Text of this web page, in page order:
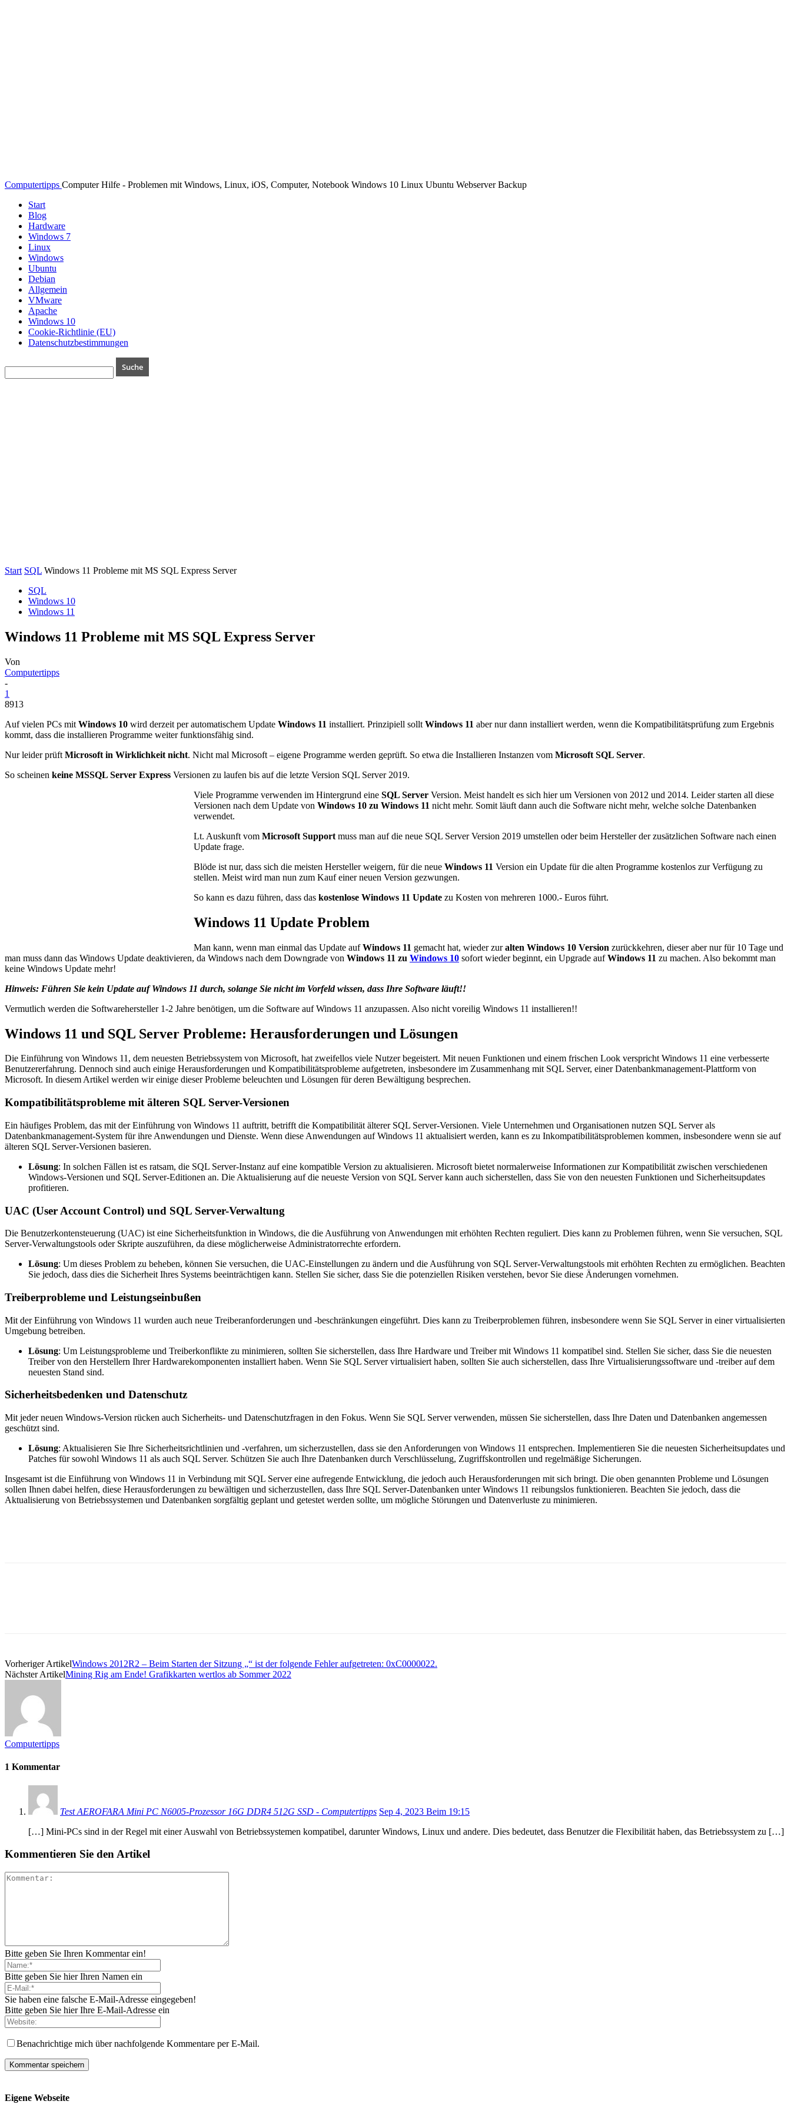
Computertipps Computer Hilfe - Problemen mit Windows, Linux, iOS, Computer, Notebook Windows 10 Linux Ubuntu Webserver Backup
Start
Blog
Hardware
Windows 7
Linux
Windows
Ubuntu
Debian
Allgemein
VMware
Apache
Windows 10
Cookie-Richtlinie (EU)
Datenschutzbestimmungen
Start SQL Windows 11 Probleme mit MS SQL Express Server
SQL
Windows 10
Windows 11
Windows 11 Probleme mit MS SQL Express Server
Von
Computertipps
-
1
8913
Auf vielen PCs mit Windows 10 wird derzeit per automatischem Update Windows 11 installiert. Prinzipiell sollt Windows 11 aber nur dann installiert werden, wenn die Kompatibilitätsprüfung zum Ergebnis
kommt, dass die installieren Programme weiter funktionsfähig sind.
Nur leider prüft Microsoft in Wirklichkeit nicht. Nicht mal Microsoft – eigene Programme werden geprüft. So etwa die Installieren Instanzen vom Microsoft SQL Server.
So scheinen keine MSSQL Server Express Versionen zu laufen bis auf die letzte Version SQL Server 2019.
Viele Programme verwenden im Hintergrund eine SQL Server Version. Meist handelt es sich hier um Versionen von 2012 und 2014. Leider starten all diese
Versionen nach dem Update von Windows 10 zu Windows 11 nicht mehr. Somit läuft dann auch die Software nicht mehr, welche solche Datenbanken
verwendet.
Lt. Auskunft vom Microsoft Support muss man auf die neue SQL Server Version 2019 umstellen oder beim Hersteller der zusätzlichen Software nach einen
Update frage.
Blöde ist nur, dass sich die meisten Hersteller weigern, für die neue Windows 11 Version ein Update für die alten Programme kostenlos zur Verfügung zu
stellen. Meist wird man nun zum Kauf einer neuen Version gezwungen.
So kann es dazu führen, dass das kostenlose Windows 11 Update zu Kosten von mehreren 1000.- Euros führt.
Windows 11 Update Problem
Man kann, wenn man einmal das Update aufWindows 11 gemacht hat, wieder zuralten Windows 10 Version zurückkehren, dieser aber nur für 10 Tage und
man muss dann das Windows Update deaktivieren, da Windows nach dem Downgrade von Windows 11 zu Windows 10 sofort wieder beginnt, ein Upgrade aufWindows 11 zu machen. Also bekommt man
keine Windows Update mehr!
Hinweis: Führen Sie kein Update auf Windows 11 durch, solange Sie nicht im Vorfeld wissen, dass Ihre Software läuft!!
Vermutlich werden die Softwarehersteller 1-2 Jahre benötigen, um die Software auf Windows 11 anzupassen. Also nicht voreilig Windows 11 installieren!!
Windows 11 und SQL Server Probleme: Herausforderungen und Lösungen
Die Einführung von Windows 11, dem neuesten Betriebssystem von Microsoft, hat zweifellos viele Nutzer begeistert. Mit neuen Funktionen und einem frischen Look verspricht Windows 11 eine verbesserte
Benutzererfahrung. Dennoch sind auch einige Herausforderungen und Kompatibilitätsprobleme aufgetreten, insbesondere im Zusammenhang mit SQL Server, einer Datenbankmanagement-Plattform von
Microsoft. In diesem Artikel werden wir einige dieser Probleme beleuchten und Lösungen für deren Bewältigung besprechen.
Kompatibilitätsprobleme mit älteren SQL Server-Versionen
Ein häufiges Problem, das mit der Einführung von Windows 11 auftritt, betrifft die Kompatibilität älterer SQL Server-Versionen. Viele Unternehmen und Organisationen nutzen SQL Server als
Datenbankmanagement-System für ihre Anwendungen und Dienste. Wenn diese Anwendungen auf Windows 11 aktualisiert werden, kann es zu Inkompatibilitätsproblemen kommen, insbesondere wenn sie auf
älteren SQL Server-Versionen basieren.
Lösung: In solchen Fällen ist es ratsam, die SQL Server-Instanz auf eine kompatible Version zu aktualisieren. Microsoft bietet normalerweise Informationen zur Kompatibilität zwischen verschiedenen
Windows-Versionen und SQL Server-Editionen an. Die Aktualisierung auf die neueste Version von SQL Server kann auch sicherstellen, dass Sie von den neuesten Funktionen und Sicherheitsupdates
profitieren.
UAC (User Account Control) und SQL Server-Verwaltung
Die Benutzerkontensteuerung (UAC) ist eine Sicherheitsfunktion in Windows, die die Ausführung von Anwendungen mit erhöhten Rechten reguliert. Dies kann zu Problemen führen, wenn Sie versuchen, SQL
Server-Verwaltungstools oder Skripte auszuführen, da diese möglicherweise Administratorrechte erfordern.
Lösung: Um dieses Problem zu beheben, können Sie versuchen, die UAC-Einstellungen zu ändern und die Ausführung von SQL Server-Verwaltungstools mit erhöhten Rechten zu ermöglichen. Beachten
Sie jedoch, dass dies die Sicherheit Ihres Systems beeinträchtigen kann. Stellen Sie sicher, dass Sie die potenziellen Risiken verstehen, bevor Sie diese Änderungen vornehmen.
Treiberprobleme und Leistungseinbußen
Mit der Einführung von Windows 11 wurden auch neue Treiberanforderungen und -beschränkungen eingeführt. Dies kann zu Treiberproblemen führen, insbesondere wenn Sie SQL Server in einer virtualisierten
Umgebung betreiben.
Lösung: Um Leistungsprobleme und Treiberkonflikte zu minimieren, sollten Sie sicherstellen, dass Ihre Hardware und Treiber mit Windows 11 kompatibel sind. Stellen Sie sicher, dass Sie die neuesten
Treiber von den Herstellern Ihrer Hardwarekomponenten installiert haben. Wenn Sie SQL Server virtualisiert haben, sollten Sie auch sicherstellen, dass Ihre Virtualisierungssoftware und -treiber auf dem
neuesten Stand sind.
Sicherheitsbedenken und Datenschutz
Mit jeder neuen Windows-Version rücken auch Sicherheits- und Datenschutzfragen in den Fokus. Wenn Sie SQL Server verwenden, müssen Sie sicherstellen, dass Ihre Daten und Datenbanken angemessen
geschützt sind.
Lösung: Aktualisieren Sie Ihre Sicherheitsrichtlinien und -verfahren, um sicherzustellen, dass sie den Anforderungen von Windows 11 entsprechen. Implementieren Sie die neuesten Sicherheitsupdates und
Patches für sowohl Windows 11 als auch SQL Server. Schützen Sie auch Ihre Datenbanken durch Verschlüsselung, Zugriffskontrollen und regelmäßige Sicherungen.
Insgesamt ist die Einführung von Windows 11 in Verbindung mit SQL Server eine aufregende Entwicklung, die jedoch auch Herausforderungen mit sich bringt. Die oben genannten Probleme und Lösungen
sollen Ihnen dabei helfen, diese Herausforderungen zu bewältigen und sicherzustellen, dass Ihre SQL Server-Datenbanken unter Windows 11 reibungslos funktionieren. Beachten Sie jedoch, dass die
Aktualisierung von Betriebssystemen und Datenbanken sorgfältig geplant und getestet werden sollte, um mögliche Störungen und Datenverluste zu minimieren.
Vorheriger ArtikelWindows 2012R2 – Beim Starten der Sitzung „“ ist der folgende Fehler aufgetreten: 0xC0000022.
Nächster ArtikelMining Rig am Ende! Grafikkarten wertlos ab Sommer 2022
Computertipps
1 Kommentar
Test AEROFARA Mini PC N6005-Prozessor 16G DDR4 512G SSD - Computertipps Sep 4, 2023 Beim 19:15
[…] Mini-PCs sind in der Regel mit einer Auswahl von Betriebssystemen kompatibel, darunter Windows, Linux und andere. Dies bedeutet, dass Benutzer die Flexibilität haben, das Betriebssystem zu […]
Kommentieren Sie den Artikel
Bitte geben Sie Ihren Kommentar ein!
Bitte geben Sie hier Ihren Namen ein
Sie haben eine falsche E-Mail-Adresse eingegeben!
Bitte geben Sie hier Ihre E-Mail-Adresse ein
Benachrichtige mich über nachfolgende Kommentare per E-Mail.
Eigene Webseite